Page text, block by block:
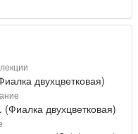
двухцветковая)
двухцветковая)